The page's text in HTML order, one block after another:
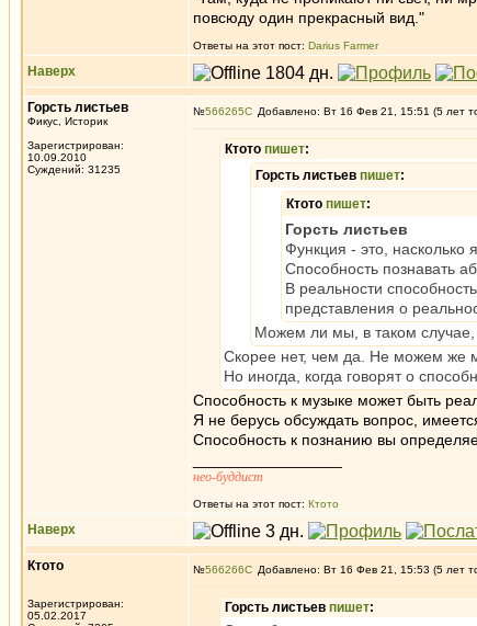
повсюду один прекрасный вид."
Ответы на этот пост: Darius Farmer
Наверх
Горсть листьев
Фикус, Историк
Зарегистрирован:
10.09.2010
Суждений: 31235
№566265 Добавлено: Вт 16 Фев 21, 15:51 (5 лет
Ктото пишет:
Горсть листьев пишет:
Ктото пишет:
Горсть листьев
Функция - это, насколько
Способность познавать
В реальности
представления о
Можем ли мы, в таком случае,
Скорее нет, чем да. Не можем же
Но иногда, когда говорят о
Способность к музыке может быть
Я не берусь обсуждать вопрос,
Способность к познанию вы
нео-буддист
Ответы на этот пост: Ктото
Наверх
Ктото
Зарегистрирован:
05.02.2017
№566266 Добавлено: Вт 16 Фев 21, 15:53 (5 лет
Горсть листьев пишет: